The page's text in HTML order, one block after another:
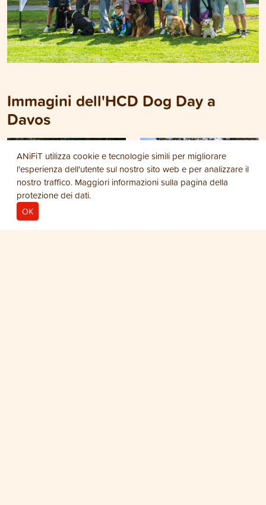
Immagini dell'HCD Dog Day a
Davos
ANiFiT utilizza cookie e tecnologie simili per migliorare
l'esperienza dell'utente sul nostro sito web e per analizzare il
nostro traffico. Maggiori informazioni sulla pagina della
protezione dei dati.
OK